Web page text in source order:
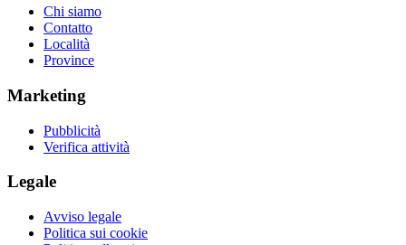
Chi siamo
Contatto
Località
Province
Marketing
Pubblicità
Verifica attività
Legale
Avviso legale
Politica sui cookie